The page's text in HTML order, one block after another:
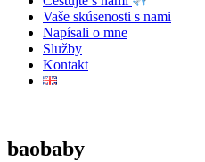
Vaše skúsenosti s nami
Napísali o mne
Služby
Kontakt
baobaby